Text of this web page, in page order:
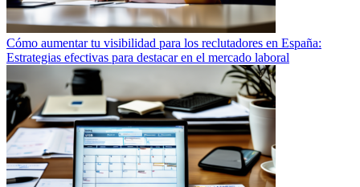
Cómo aumentar tu visibilidad para los reclutadores en España:
Estrategias efectivas para destacar en el mercado laboral